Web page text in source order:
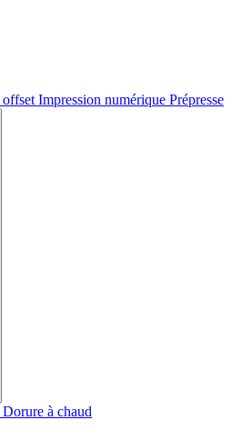
Impression numérique Prépresse
Dorure à chaud